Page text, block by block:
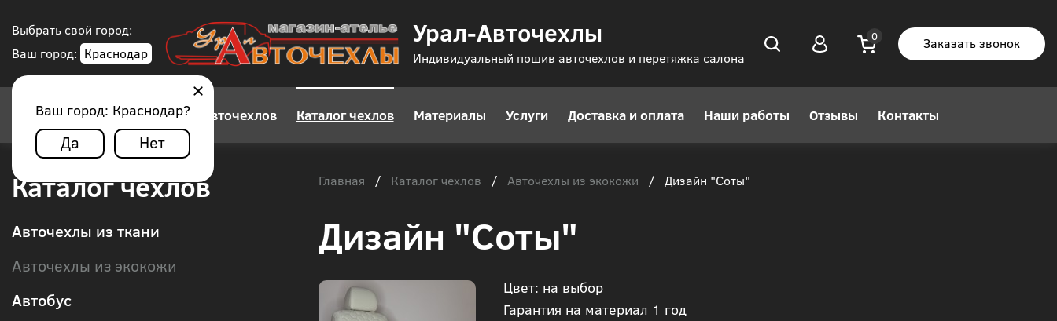
Выбрать свой город:
Ваш город: Краснодар
Ваш город: Краснодар?
Да Нет
Урал-Авточехлы
Индивидуальный пошив авточехлов и перетяжка салона
Заказать звонок
Конструктор авточехлов Каталог чехлов Материалы Услуги Доставка и оплата Наши работы Отзывы Контакты
Каталог чехлов
Авточехлы из ткани
Авточехлы из экокожи
Автобус
Главная / Каталог чехлов / Авточехлы из экокожи / Дизайн "Соты"
Дизайн "Соты"
Цвет: на выбор
Гарантия на материал 1 год